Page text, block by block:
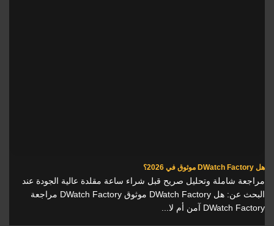
هل DWatch Factory موثوق في 2026؟
مراجعة شاملة وتحليل صريح قبل شراء ساعة مقلدة عالية الجودة عند
البحث عن: هل DWatch Factory موثوق DWatch Factory مراجعة
DWatch Factory آمن أم لا...